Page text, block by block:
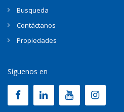
Busqueda
Contáctanos
Propiedades
Síguenos en